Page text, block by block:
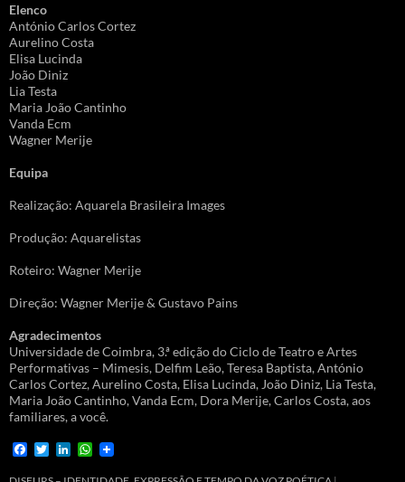
Elenco
António Carlos Cortez
Aurelino Costa
Elisa Lucinda
João Diniz
Lia Testa
Maria João Cantinho
Vanda Ecm
Wagner Merije
Equipa
Realização: Aquarela Brasileira Images
Produção: Aquarelistas
Roteiro: Wagner Merije
Direção: Wagner Merije & Gustavo Pains
Agradecimentos
Universidade de Coimbra, 3.ª edição do Ciclo de Teatro e Artes
Performativas – Mimesis, Delfim Leão, Teresa Baptista, António
Carlos Cortez, Aurelino Costa, Elisa Lucinda, João Diniz, Lia Testa,
Maria João Cantinho, Vanda Ecm, Dora Merije, Carlos Costa, aos
familiares, a você.
F
c
T
i
n
W
a